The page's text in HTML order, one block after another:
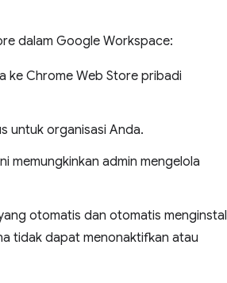
dalam Google Workspace:
ke Chrome Web Store pribadi
untuk organisasi Anda.
memungkinkan admin mengelola
otomatis dan otomatis menginstal
tidak dapat menonaktifkan atau